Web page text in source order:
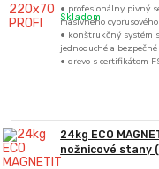
• profesionálny pivný
masívneho
• konštrukčný systém
jednoduché a
• drevo s certifikátom
Skladom
24kg ECO
nožnicové stany